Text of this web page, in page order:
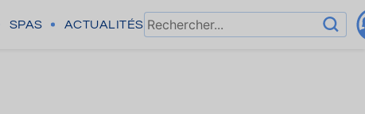
SPAS ACTUALITÉS